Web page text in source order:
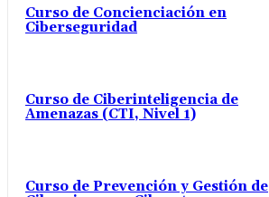
Curso de Concienciación en
Ciberseguridad
Curso de Ciberinteligencia de
Amenazas (CTI, Nivel 1)
Curso de Prevención y Gestión de